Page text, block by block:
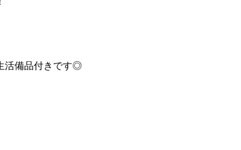
活備品付きです◎